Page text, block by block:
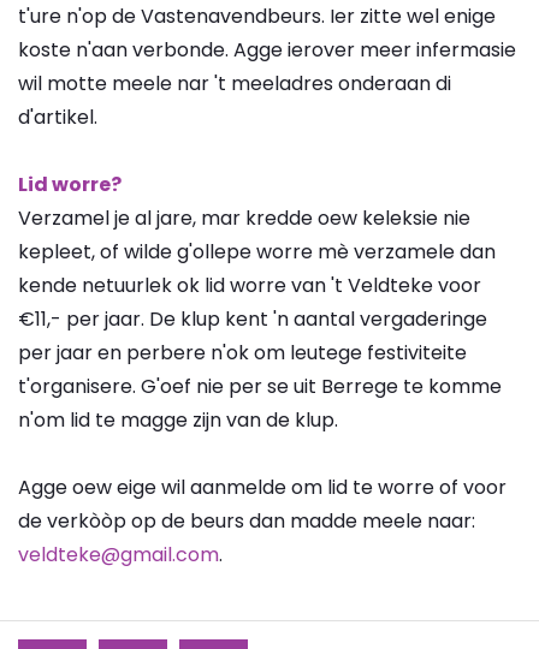
t'ure n'op de Vastenavendbeurs. Ier zitte wel enige
koste n'aan verbonde. Agge ierover meer infermasie
wil motte meele nar 't meeladres onderaan di
d'artikel.
Lid worre?
Verzamel je al jare, mar kredde oew keleksie nie
kepleet, of wilde g'ollepe worre mè verzamele dan
kende netuurlek ok lid worre van 't Veldteke voor
€11,- per jaar. De klup kent 'n aantal vergaderinge
per jaar en perbere n'ok om leutege festiviteite
t'organisere. G'oef nie per se uit Berrege te komme
n'om lid te magge zijn van de klup.
Agge oew eige wil aanmelde om lid te worre of voor
de verkòòp op de beurs dan madde meele naar:
veldteke@gmail.com.